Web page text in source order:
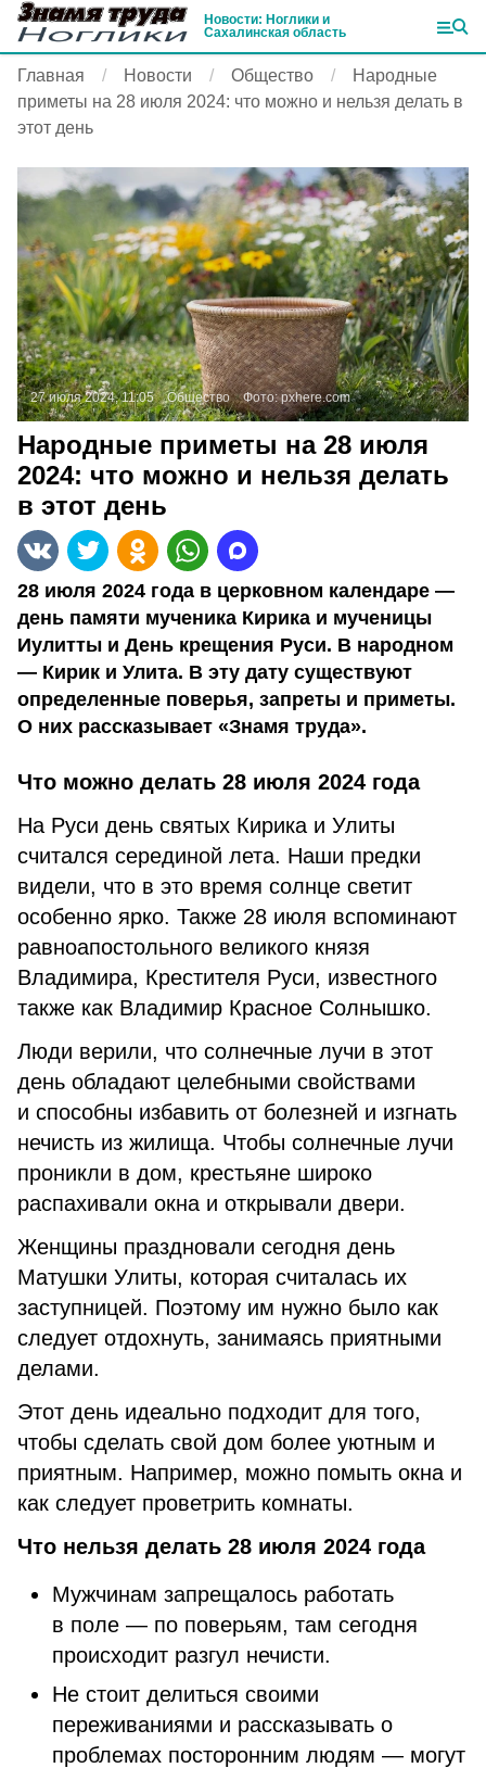
Новости: Ноглики и
Сахалинская область
Главная Новости Общество
Народные
приметы на 28 июля 2024: что можно и нельзя делать в
этот день
27 июля 2024, 11:05 Общество Фото:pxhere.com
Народные приметы на 28 июля
2024: что можно и нельзя делать
в этот день
28 июля 2024 года в церковном календаре —
день памяти мученика Кирика и мученицы
Иулитты и День крещения Руси. В народном
— Кирик и Улита. В эту дату существуют
определенные поверья, запреты и приметы.
О них рассказывает «Знамя труда».
Что можно делать 28 июля 2024 года
На Руси день святых Кирика и Улиты
считался серединой лета. Наши предки
видели, что в это время солнце светит
особенно ярко. Также 28 июля вспоминают
равноапостольного великого князя
Владимира, Крестителя Руси, известного
также как Владимир Красное Солнышко.
Люди верили, что солнечные лучи в этот
день обладают целебными свойствами
и способны избавить от болезней и изгнать
нечисть из жилища. Чтобы солнечные лучи
проникли в дом, крестьяне широко
распахивали окна и открывали двери.
Женщины праздновали сегодня день
Матушки Улиты, которая считалась их
заступницей. Поэтому им нужно было как
следует отдохнуть, занимаясь приятными
делами.
Этот день идеально подходит для того,
чтобы сделать свой дом более уютным и
приятным. Например, можно помыть окна и
как следует проветрить комнаты.
Что нельзя делать 28 июля 2024 года
Мужчинам запрещалось работать
в поле — по поверьям, там сегодня
происходит разгул нечисти.
Не стоит делиться своими
переживаниями и рассказывать о
проблемах посторонним людям — могут